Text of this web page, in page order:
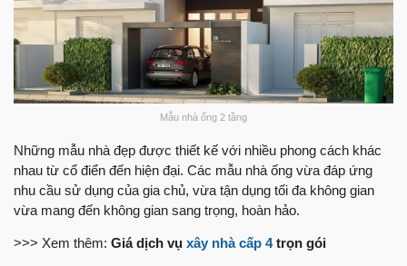
Mẫu nhà ống 2 tầng
Những mẫu nhà đẹp được thiết kế với nhiều phong cách khác
nhau từ cổ điển đến hiện đại. Các mẫu nhà ống vừa đáp ứng
nhu cầu sử dụng của gia chủ, vừa tận dụng tối đa không gian
vừa mang đến không gian sang trọng, hoàn hảo.
>>> Xem thêm: Giá dịch vụ xây nhà cấp 4trọn gói